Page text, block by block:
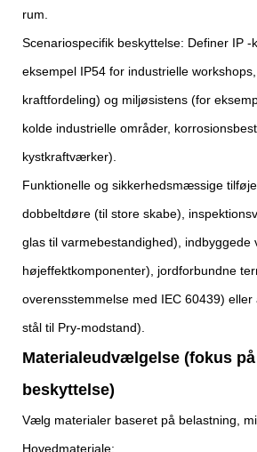
rum.
Scenariospecifik beskyttelse: Definer IP -
eksempel IP54 for industrielle
kraftfordeling) og miljøsistens (for
kolde industrielle områder,
kystkraftværker).
Funktionelle og sikkerhedsmæssige
dobbeltdøre (til store skabe),
glas til varmebestandighed), indbyggede
højeffektkomponenter), jordforbundne
overensstemmelse med IEC 60439)
stål til Pry-modstand).
Materialeudvælgelse (fokus
beskyttelse)
Vælg materialer baseret på belastning,
Hovedmateriale: